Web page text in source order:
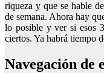
riqueza y que se hable
de semana. Ahora hay
lo posible y ver si esos
ciertos. Ya habrá tiempo
Navegación de